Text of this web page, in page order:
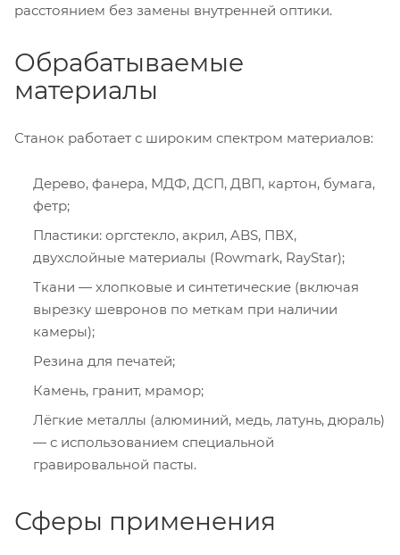
расстоянием без замены внутренней оптики.
Обрабатываемые
материалы
Станок работает с широким спектром материалов:
Дерево, фанера, МДФ, ДСП, ДВП, картон, бумага,
фетр;
Пластики: оргстекло, акрил, ABS, ПВХ,
двухслойные материалы (Rowmark, RayStar);
Ткани — хлопковые и синтетические (включая
вырезку шевронов по меткам при наличии
камеры);
Резина для печатей;
Камень, гранит, мрамор;
Лёгкие металлы (алюминий, медь, латунь, дюраль)
— с использованием специальной
гравировальной пасты.
Сферы применения